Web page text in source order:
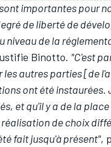
importantes pour
de liberté de
niveau de la
Binotto. "C'est
les autres parties [de
ont été instaurées.
et qu'il y a de la
de choix
fait jusqu'à présent",